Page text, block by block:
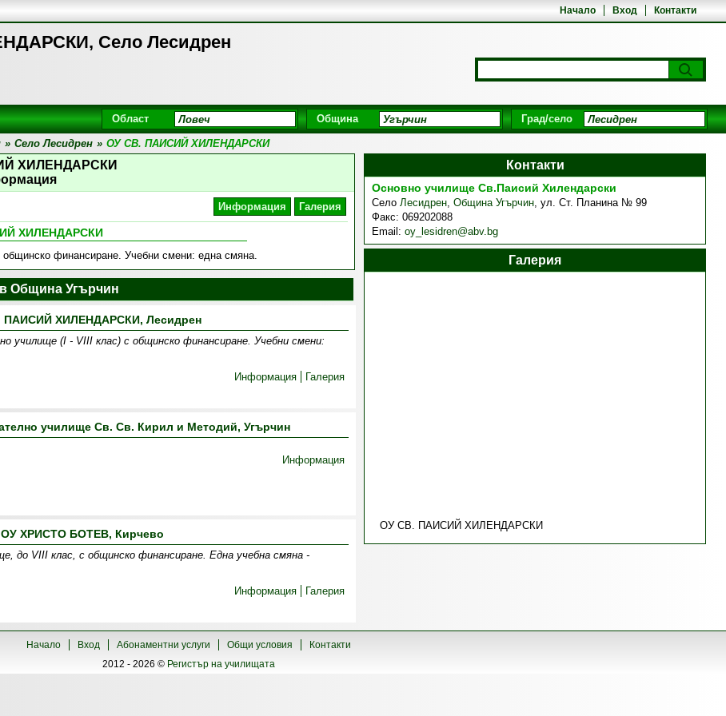
Село Лесидрен
Начало Вход Контакти
Област Община Град/село
» Село Лесидрен » ОУ СВ. ПАИСИЙ ХИЛЕНДАРСКИ
ХИЛЕНДАРСКИ
Информация Галерия
ХИЛЕНДАРСКИ
финансиране. Учебни смени: една смяна .
Контакти
Основно училище Св.Паисий Хилендарски
Село Лесидрен, Община Угърчин, ул. Ст. Планина № 99
Факс: 069202088
Email: oy_lesidren@abv.bg
Галерия
ОУ СВ. ПАИСИЙ ХИЛЕНДАРСКИ
Община Угърчин
ПАИСИЙ ХИЛЕНДАРСКИ, Лесидрен
училище (І - VІІІ клас) с общинско финансиране. Учебни смени:
Информация
Галерия
училище Св. Св. Кирил и Методий, Угърчин
Информация
ОУ ХРИСТО БОТЕВ, Кирчево
до VІІІ клас, с общинско финансиране. Една учебна смяна -
Информация
Галерия
Начало Вход Абонаментни услуги Общи условия
Контакти
2012 - 2026 © Регистър на училищата